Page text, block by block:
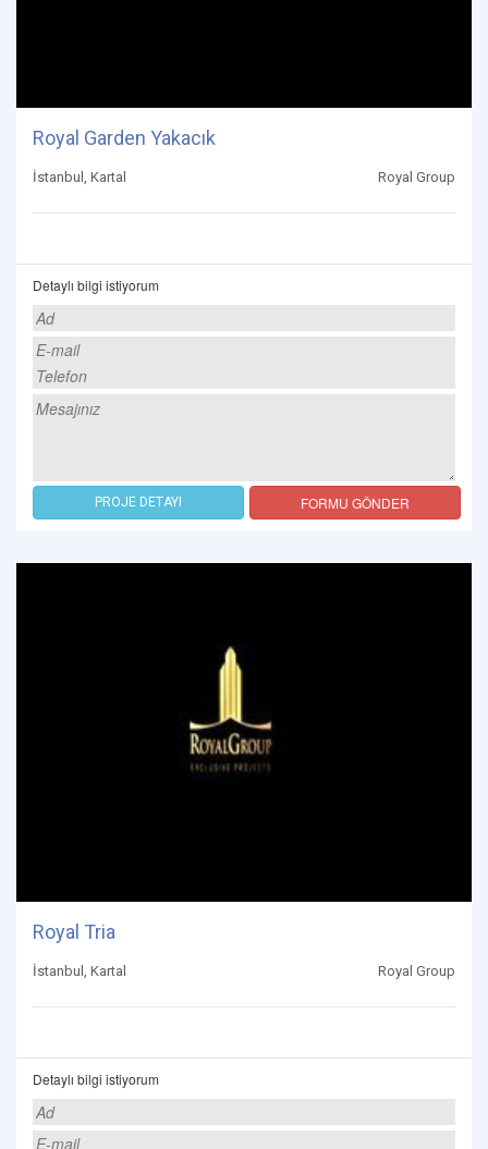
Royal Garden Yakacık
İstanbul, Kartal Royal Group
Detaylı bilgi istiyorum
PROJE DETAYI FORMU GÖNDER
Royal Tria
İstanbul, Kartal Royal Group
Detaylı bilgi istiyorum